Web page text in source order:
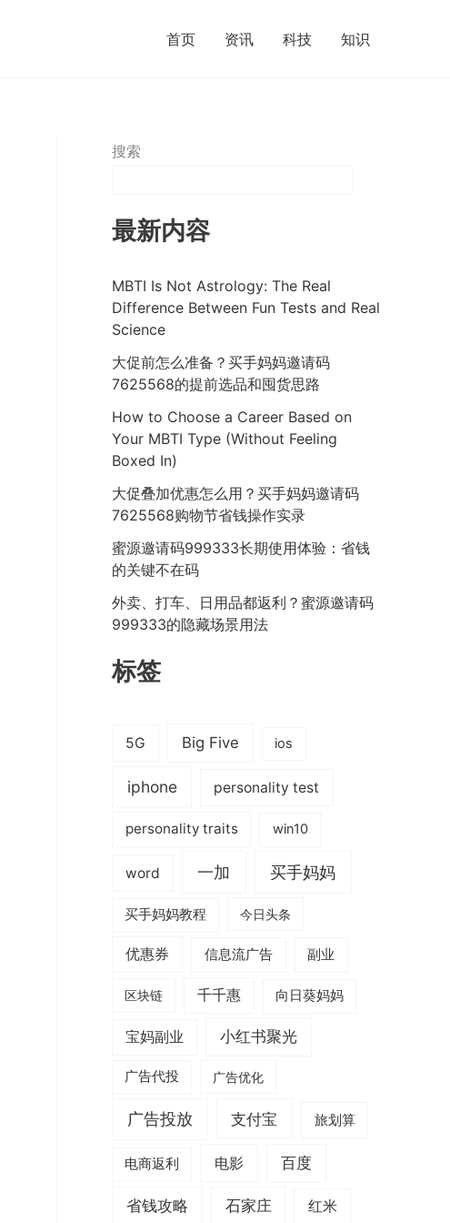
首页 资讯 科技 知识
搜索
最新内容
MBTI Is Not Astrology: The Real
Difference Between Fun Tests and Real
Science
大促前怎么准备？买手妈妈邀请码
7625568的提前选品和囤货思路
How to Choose a Career Based on
Your MBTI Type (Without Feeling
Boxed In)
大促叠加优惠怎么用？买手妈妈邀请码
7625568购物节省钱操作实录
蜜源邀请码999333长期使用体验：省钱
的关键不在码
外卖、打车、日用品都返利？蜜源邀请码
999333的隐藏场景用法
标签
5G Big Five ios
iphone personality test
personality traits win10
word 一加 买手妈妈
买手妈妈教程 今日头条
优惠券 信息流广告 副业
区块链 千千惠 向日葵妈妈
宝妈副业 小红书聚光
广告代投 广告优化
广告投放 支付宝 旅划算
电商返利 电影 百度
省钱攻略 石家庄 红米